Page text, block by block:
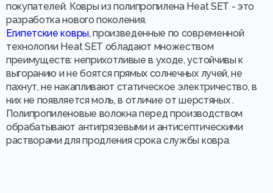
покупателей. Ковры из полипропилена Heat SET - это
разработка нового поколения.
Египетские ковры, произведенные по современной
технологии Heat SET обладают множеством
преимуществ: неприхотливые в уходе, устойчивы к
выгоранию и не боятся прямых солнечных лучей, не
пахнут, не накапливают статическое электричество, в
них не появляется моль, в отличие от шерстяных .
Полипропиленовые волокна перед производством
обрабатывают антигрязевыми и антисептическими
растворами для продления срока службы ковра.